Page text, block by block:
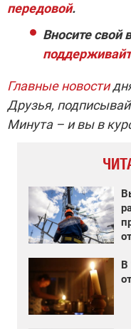
передовой.
Вносите свой
Главные новости
Друзья,
Минута – и вы в
В